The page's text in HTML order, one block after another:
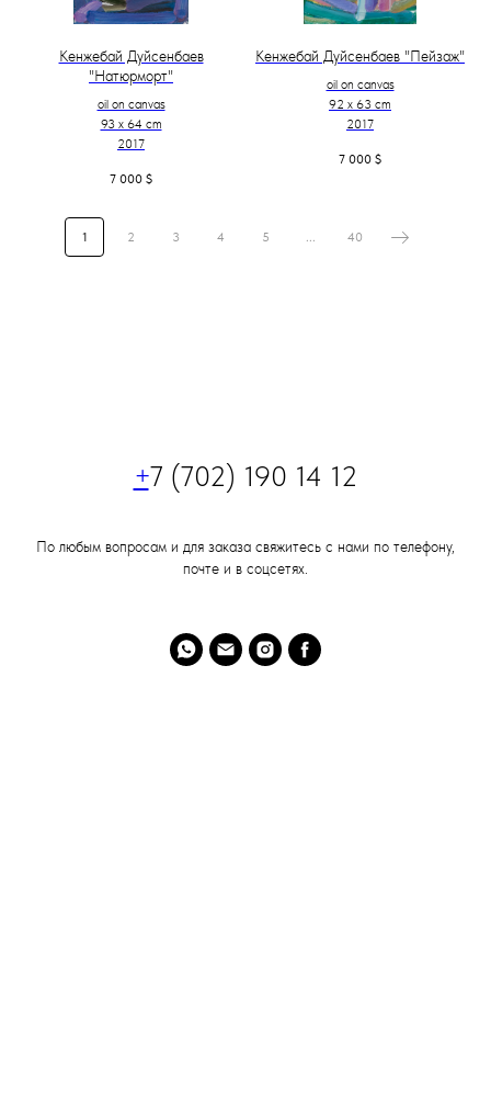
Кенжебай Дуйсенбаев
"Натюрморт"
oil on canvas
93 x 64 cm
2017
7 000 $
Кенжебай Дуйсенбаев "Пейзаж"
oil on canvas
92 x 63 cm
2017
7 000 $
1 2 3 4 5 ... 40
+7 (702) 190 14 12
По любым вопросам и для заказа свяжитесь с нами по телефону,
почте и в соцсетях.